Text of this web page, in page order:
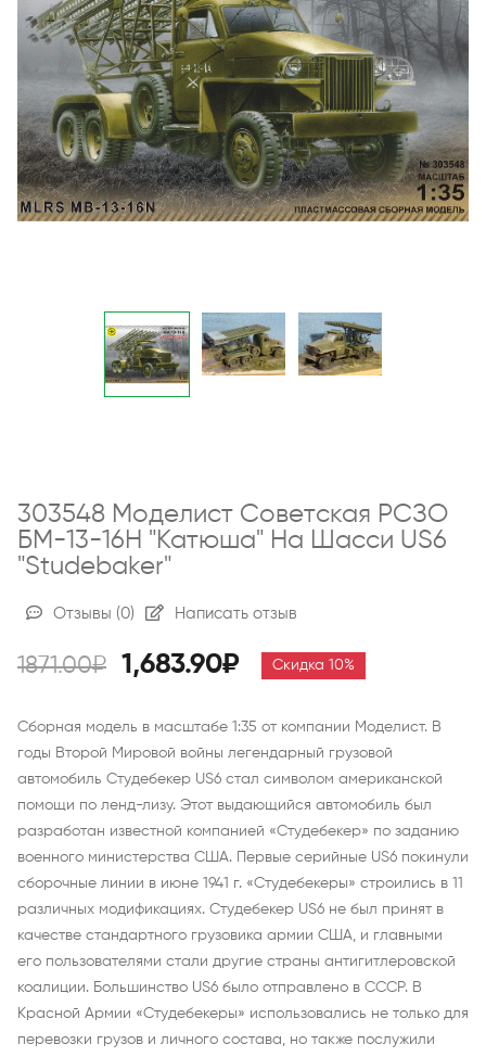
303548 Моделист Советская РСЗО
БМ-13-16Н "Катюша" На Шасси US6
"Studebaker"
Отзывы (0) Написать отзыв
1871.00₽ 1,683.90₽ Скидка 10%
Сборная модель в масштабе 1:35 от компании Моделист. В
годы Второй Мировой войны легендарный грузовой
автомобиль Студебекер US6 стал символом американской
помощи по ленд-лизу. Этот выдающийся автомобиль был
разработан известной компанией «Студебекер» по заданию
военного министерства США. Первые серийные US6 покинули
сборочные линии в июне 1941 г. «Студебекеры» строились в 11
различных модификациях. Студебекер US6 не был принят в
качестве стандартного грузовика армии США, и главными
его пользователями стали другие страны антигитлеровской
коалиции. Большинство US6 было отправлено в СССР. В
Красной Армии «Студебекеры» использовались не только для
перевозки грузов и личного состава, но также послужили